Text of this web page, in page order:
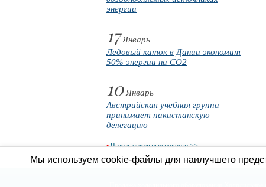
энергии
17Январь
Ледовый каток в Дании экономит
50% энергии на CO2
10Январь
Австрийская учебная группа
принимает пакистанскую
делегацию
• Читать остальные новости >>
Мы используем cookie-файлы для наилучшего